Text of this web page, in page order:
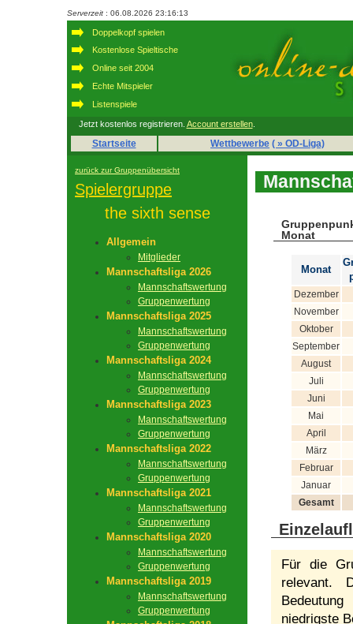
Serverzeit : 06.08.2026 23:16:13
Doppelkopf spielen
Kostenlose Spieltische
Online seit 2004
Echte Mitspieler
Listenspiele
Jetzt kostenlos registrieren. Account erstellen.
Startseite Wettbewerbe ( » OD-Liga)
zurück zur Gruppenübersicht
Spielergruppe
the sixth sense
Allgemein
Mitglieder
Mannschaftsliga 2026
Mannschaftswertung
Gruppenwertung
Mannschaftsliga 2025
Mannschaftswertung
Gruppenwertung
Mannschaftsliga 2024
Mannschaftswertung
Gruppenwertung
Mannschaftsliga 2023
Mannschaftswertung
Gruppenwertung
Mannschaftsliga 2022
Mannschaftswertung
Gruppenwertung
Mannschaftsliga 2021
Mannschaftswertung
Gruppenwertung
Mannschaftsliga 2020
Mannschaftswertung
Gruppenwertung
Mannschaftsliga 2019
Mannschaftswertung
Gruppenwertung
Monat
Monat
Dezember
November
Oktober
September
August
Juli
Juni
Mai
April
März
Februar
Januar
Gesamt
Für die
relevant.
niedrigste